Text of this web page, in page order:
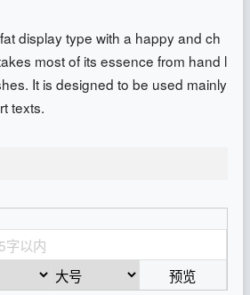
display type with a happy and ch
most of its essence from hand l
It is designed to be used mainly
texts.
预览